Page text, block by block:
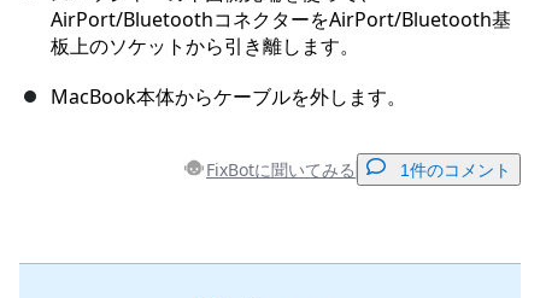
AirPort/BluetoothコネクターをAirPort/Bluetooth基
板上のソケットから引き離します。
MacBook本体からケーブルを外します。
FixBotに聞いてみる 1件のコメント